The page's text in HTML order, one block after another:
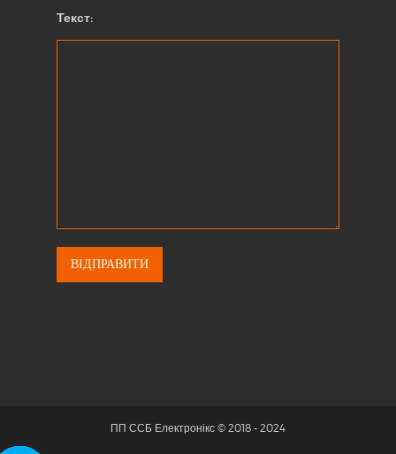
Текст:
ПП ССБ Електронікс © 2018 - 2024